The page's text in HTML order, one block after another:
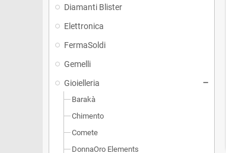
Diamanti Blister
Elettronica
FermaSoldi
Gemelli
Gioielleria
Barakà
Chimento
Comete
DonnaOro Elements